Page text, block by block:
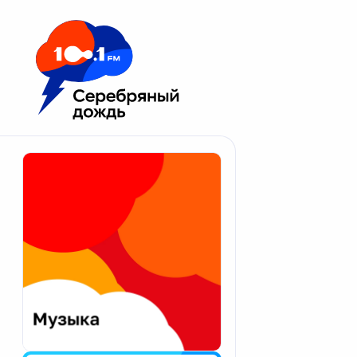
Москва 100.1 FM
Апатиты
Екатеринбург
Калининград
Калуга